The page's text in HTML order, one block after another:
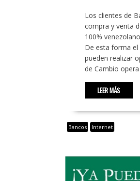
Los clientes de
compra y venta
100%
De esta forma el
pueden realizar
de Cambio
LEER MÁS
Bancos Internet